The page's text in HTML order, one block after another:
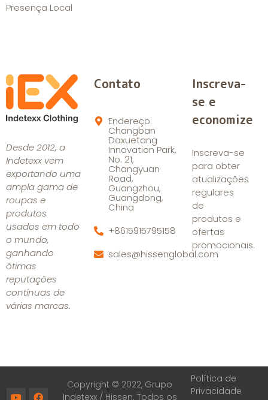
Presença Local
Desde 2012, a
Indetexx vem
exportando uma
ampla gama de
roupas e
produtos
usados em todo
o mundo,
ganhando
ótimas
reputações
contínuas de
várias marcas.
Contato
Endereço:
Changban
Daxuetang
Innovation Park,
No. 21,
Changyuan
Road,
Guangzhou,
Guangdong,
China
+8615915795158
sales@hissenglobal.com
Inscreva-
se e
economize
Inscreva-se
para obter
atualizações
regulares
de
produtos e
ofertas
promocionais.
Copyright © 2022, Grupo
Indetexx / Hissen. Todos os
Política de
Privacidade